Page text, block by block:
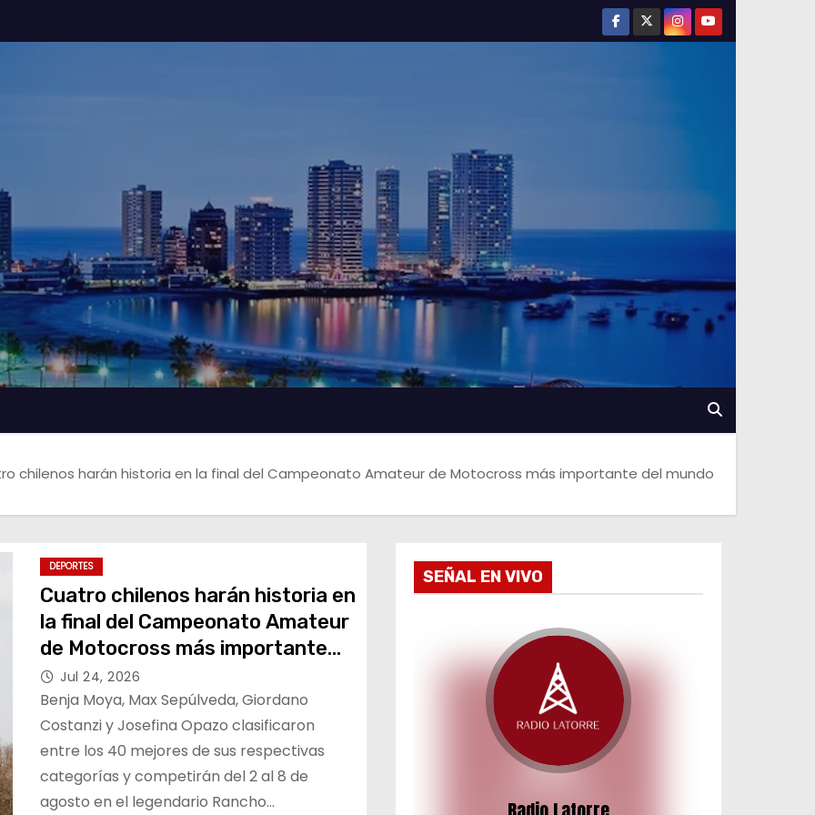
chilenos harán historia en la final del Campeonato Amateur de Motocross más importante del mundo
DEPORTES
Cuatro chilenos harán historia en
la final del Campeonato Amateur
de Motocross más importante
del mundo
Jul 24, 2026
Benja Moya, Max Sepúlveda, Giordano
Costanzi y Josefina Opazo clasificaron
entre los 40 mejores de sus respectivas
categorías y competirán del 2 al 8 de
agosto en el legendario Rancho…
SEÑAL EN VIVO